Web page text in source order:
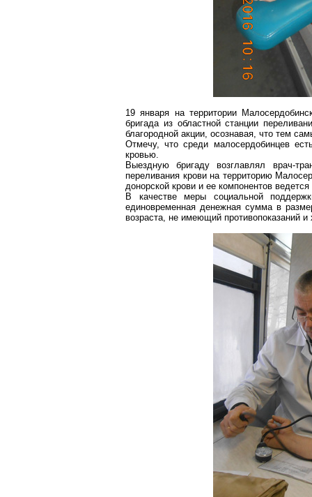
19 января на территории
бригада из областной станции
благородной акции, осознавая, что тем
Отмечу, что среди малосердобинцев
кровью.
Выездную бригаду возглавлял врач-
переливания крови на территорию
донорской крови и ее компонентов
В качестве меры социальной
единовременная денежная сумма в
возраста, не имеющий противопоказаний и